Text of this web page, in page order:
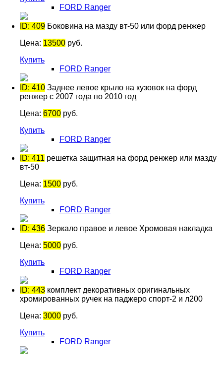
FORD Ranger
ID: 409 Боковина на мазду вт-50 или форд ренжер
Цена: 13500 руб.
Купить
FORD Ranger
ID: 410 Заднее левое крыло на кузовок на форд
ренжер с 2007 года по 2010 год
Цена: 6700 руб.
Купить
FORD Ranger
ID: 411 решетка защитная на форд ренжер или мазду
вт-50
Цена: 1500 руб.
Купить
FORD Ranger
ID: 436 Зеркало правое и левое Хромовая накладка
Цена: 5000 руб.
Купить
FORD Ranger
ID: 443 комплект декоративных оригинальных
хромированных ручек на паджеро спорт-2 и л200
Цена: 3000 руб.
Купить
FORD Ranger